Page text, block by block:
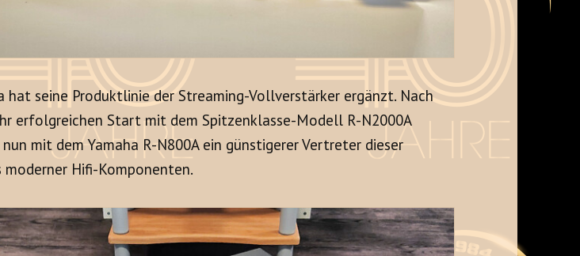
hat seine Produktlinie der Streaming-Vollverstärker ergänzt. Nach
erfolgreichen Start mit dem Spitzenklasse-Modell R-N2000A
mit dem Yamaha R-N800A ein günstigerer Vertreter dieser
moderner Hifi-Komponenten.